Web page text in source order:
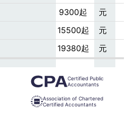
9300起
元
15500起
元
19380起 元
Certified Public
Accountants
Association of Chartered
Certified Accountants